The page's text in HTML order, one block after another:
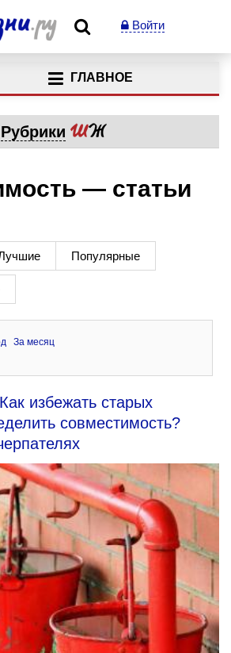
Войти
ГЛАВНОЕ
Рубрики
— статьи
Популярные
За месяц
Как избежать старых
совместимость?